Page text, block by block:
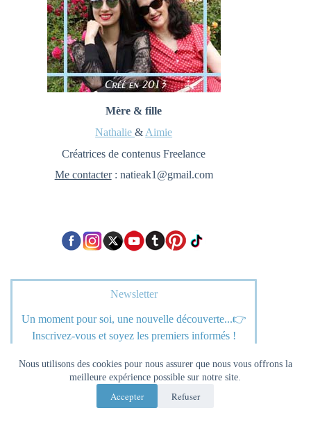
Nous utilisons des cookies pour nous assurer que nous vous offrons la
meilleure expérience possible sur notre site.
Accepter Refuser
Mère & fille
Nathalie& Aimie
Créatrices de contenus Freelance
Me contacter: natieak1@gmail.com
Newsletter
Un moment pour soi, une nouvelle découverte...👉
Inscrivez-vous et soyez les premiers informés !
S’inscrire